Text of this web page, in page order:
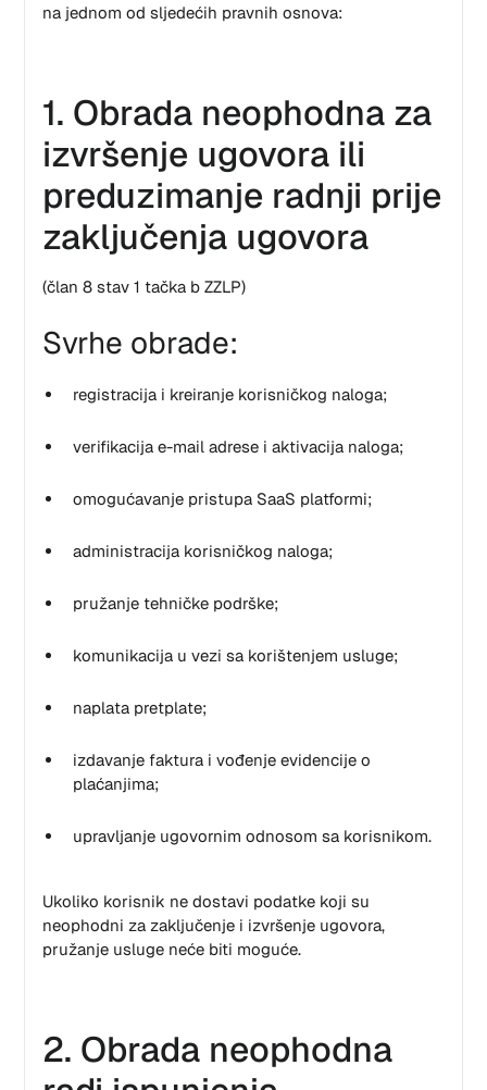
na jednom od sljedećih pravnih osnova:
1. Obrada neophodna za
izvršenje ugovora ili
preduzimanje radnji prije
zaključenja ugovora
(član 8 stav 1 tačka b ZZLP)
Svrhe obrade:
registracija i kreiranje korisničkog naloga;
verifikacija e-mail adrese i aktivacija naloga;
omogućavanje pristupa SaaS platformi;
administracija korisničkog naloga;
pružanje tehničke podrške;
komunikacija u vezi sa korištenjem usluge;
naplata pretplate;
izdavanje faktura i vođenje evidencije o
plaćanjima;
upravljanje ugovornim odnosom sa korisnikom.
Ukoliko korisnik ne dostavi podatke koji su
neophodni za zaključenje i izvršenje ugovora,
pružanje usluge neće biti moguće.
2. Obrada neophodna